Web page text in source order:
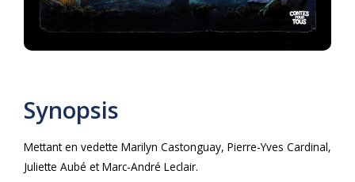
Synopsis
Mettant en vedette Marilyn Castonguay, Pierre-Yves Cardinal,
Juliette Aubé et Marc-André Leclair.